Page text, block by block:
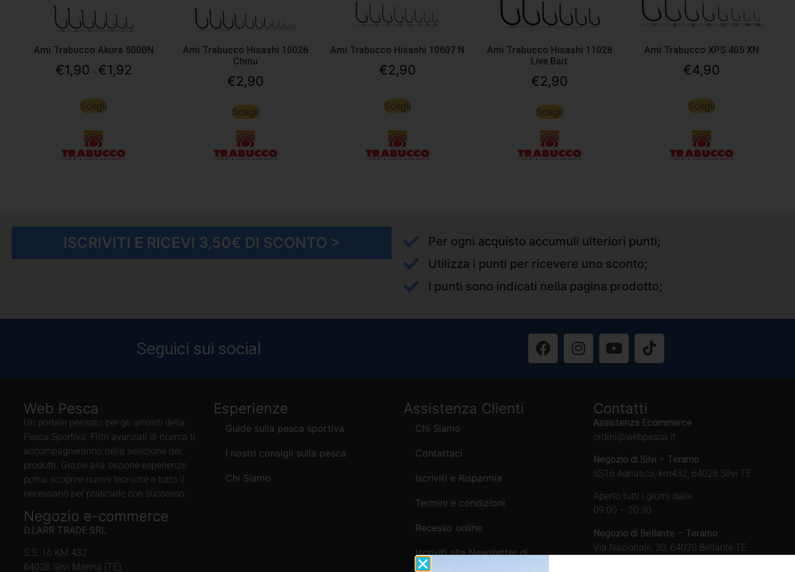
Ami Trabucco Akura 500BN
€1,90 - €1,92
Scegli
Ami Trabucco Hisashi 10026
Chinu
€2,90
Scegli
Ami Trabucco Hisashi 10607 N
€2,90
Scegli
Ami Trabucco Hisashi 11028
Live Bait
€2,90
Scegli
Ami Trabucco XPS 405 XN
€4,90
Scegli
ISCRIVITI E RICEVI 3,50€ DI SCONTO >
Per ogni acquisto accumuli ulteriori punti;
Utilizza i punti per ricevere uno sconto;
I punti sono indicati nella pagina prodotto;
Seguici sui social
Web Pesca
Un portale pensato per gli amanti della
Pesca Sportiva. Filtri avanzati di ricerca ti
accompagneranno nella selezione dei
prodotti. Grazie alla sezione esperienze
potrai scoprire nuove tecniche e tutto il
necessario per praticarle con successo.
Negozio e-commerce
D.LARR TRADE SRL
S.S. 16 KM 432
64028 Silvi Marina (TE)
Esperienze
Guide sulla pesca sportiva
I nostri consigli sulla pesca
Chi Siamo
Assistenza Clienti
Chi Siamo
Contattaci
Iscriviti e Risparmia
Termini e condizioni
Recesso online
Iscriviti alla Newsletter di
Webpesca
Contatti
Assistenza Ecommerce
ordini@webpesca.it
Negozio di Silvi – Teramo
SS16 Adriatica, km432, 64028 Silvi TE
Aperto tutti i giorni dalle
09.00 – 20.30
Negozio di Bellante – Teramo
Via Nazionale, 30, 64020 Bellante TE